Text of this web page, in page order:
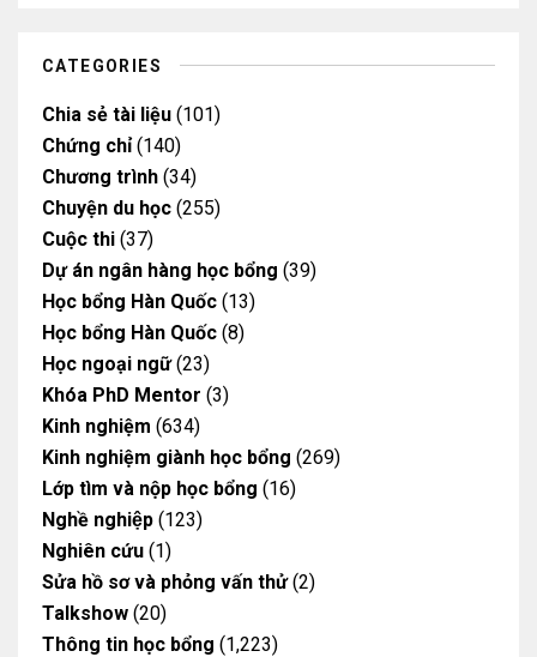
m
CATEGORIES
Chia sẻ tài liệu (101)
Chứng chỉ(140)
Chương trình (34)
Chuyện du học (255)
Cuộc thi (37)
Dự án ngân hàng học bổng (39)
Học bổng Hàn Quốc (13)
Học bổng Hàn Quốc (8)
Học ngoại ngữ(23)
Khóa PhD Mentor (3)
Kinh nghiệm (634)
Kinh nghiệm giành học bổng (269)
Lớp tìm và nộp học bổng (16)
Nghề nghiệp (123)
Nghiên cứu (1)
Sửa hồ sơ và phỏng vấn thử(2)
Talkshow (20)
Thông tin học bổng (1,223)